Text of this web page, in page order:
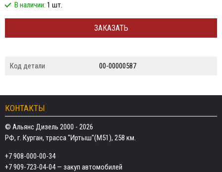
В наличии: 1 шт.
ЗАКАЗАТЬ
Код детали 00-00000587
КОНТАКТЫ
© Альянс Дизель 2000 - 2026
РФ, г. Курган, трасса "Иртыш"(М51), 258 км.
+7 908-000-00-34
+7 909-723-04-04— закуп автомобилей